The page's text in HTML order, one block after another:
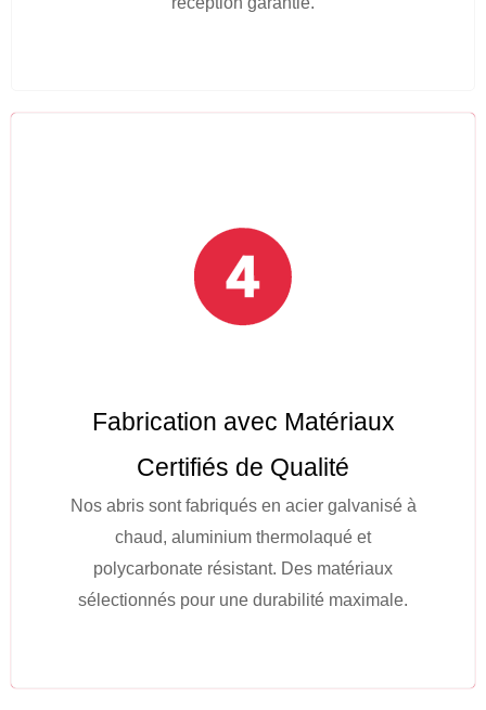
Fabrication avec Matériaux
Certifiés de Qualité
Nos abris sont fabriqués en acier galvanisé à
chaud, aluminium thermolaqué et
polycarbonate résistant. Des matériaux
sélectionnés pour une durabilité maximale.